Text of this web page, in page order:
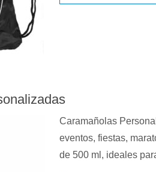
Caramañolas
eventos, fiestas,
de 500 ml, ideales